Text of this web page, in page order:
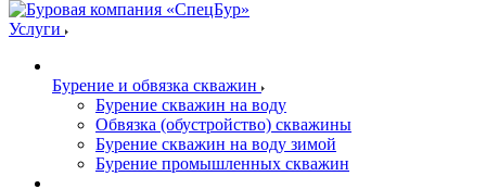
Услуги
Бурение и обвязка скважин
Бурение скважин на воду
Обвязка (обустройство) скважины
Бурение скважин на воду зимой
Бурение промышленных скважин